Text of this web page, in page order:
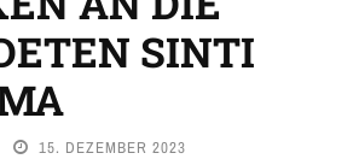
SINTI
15. DEZEMBER 2023